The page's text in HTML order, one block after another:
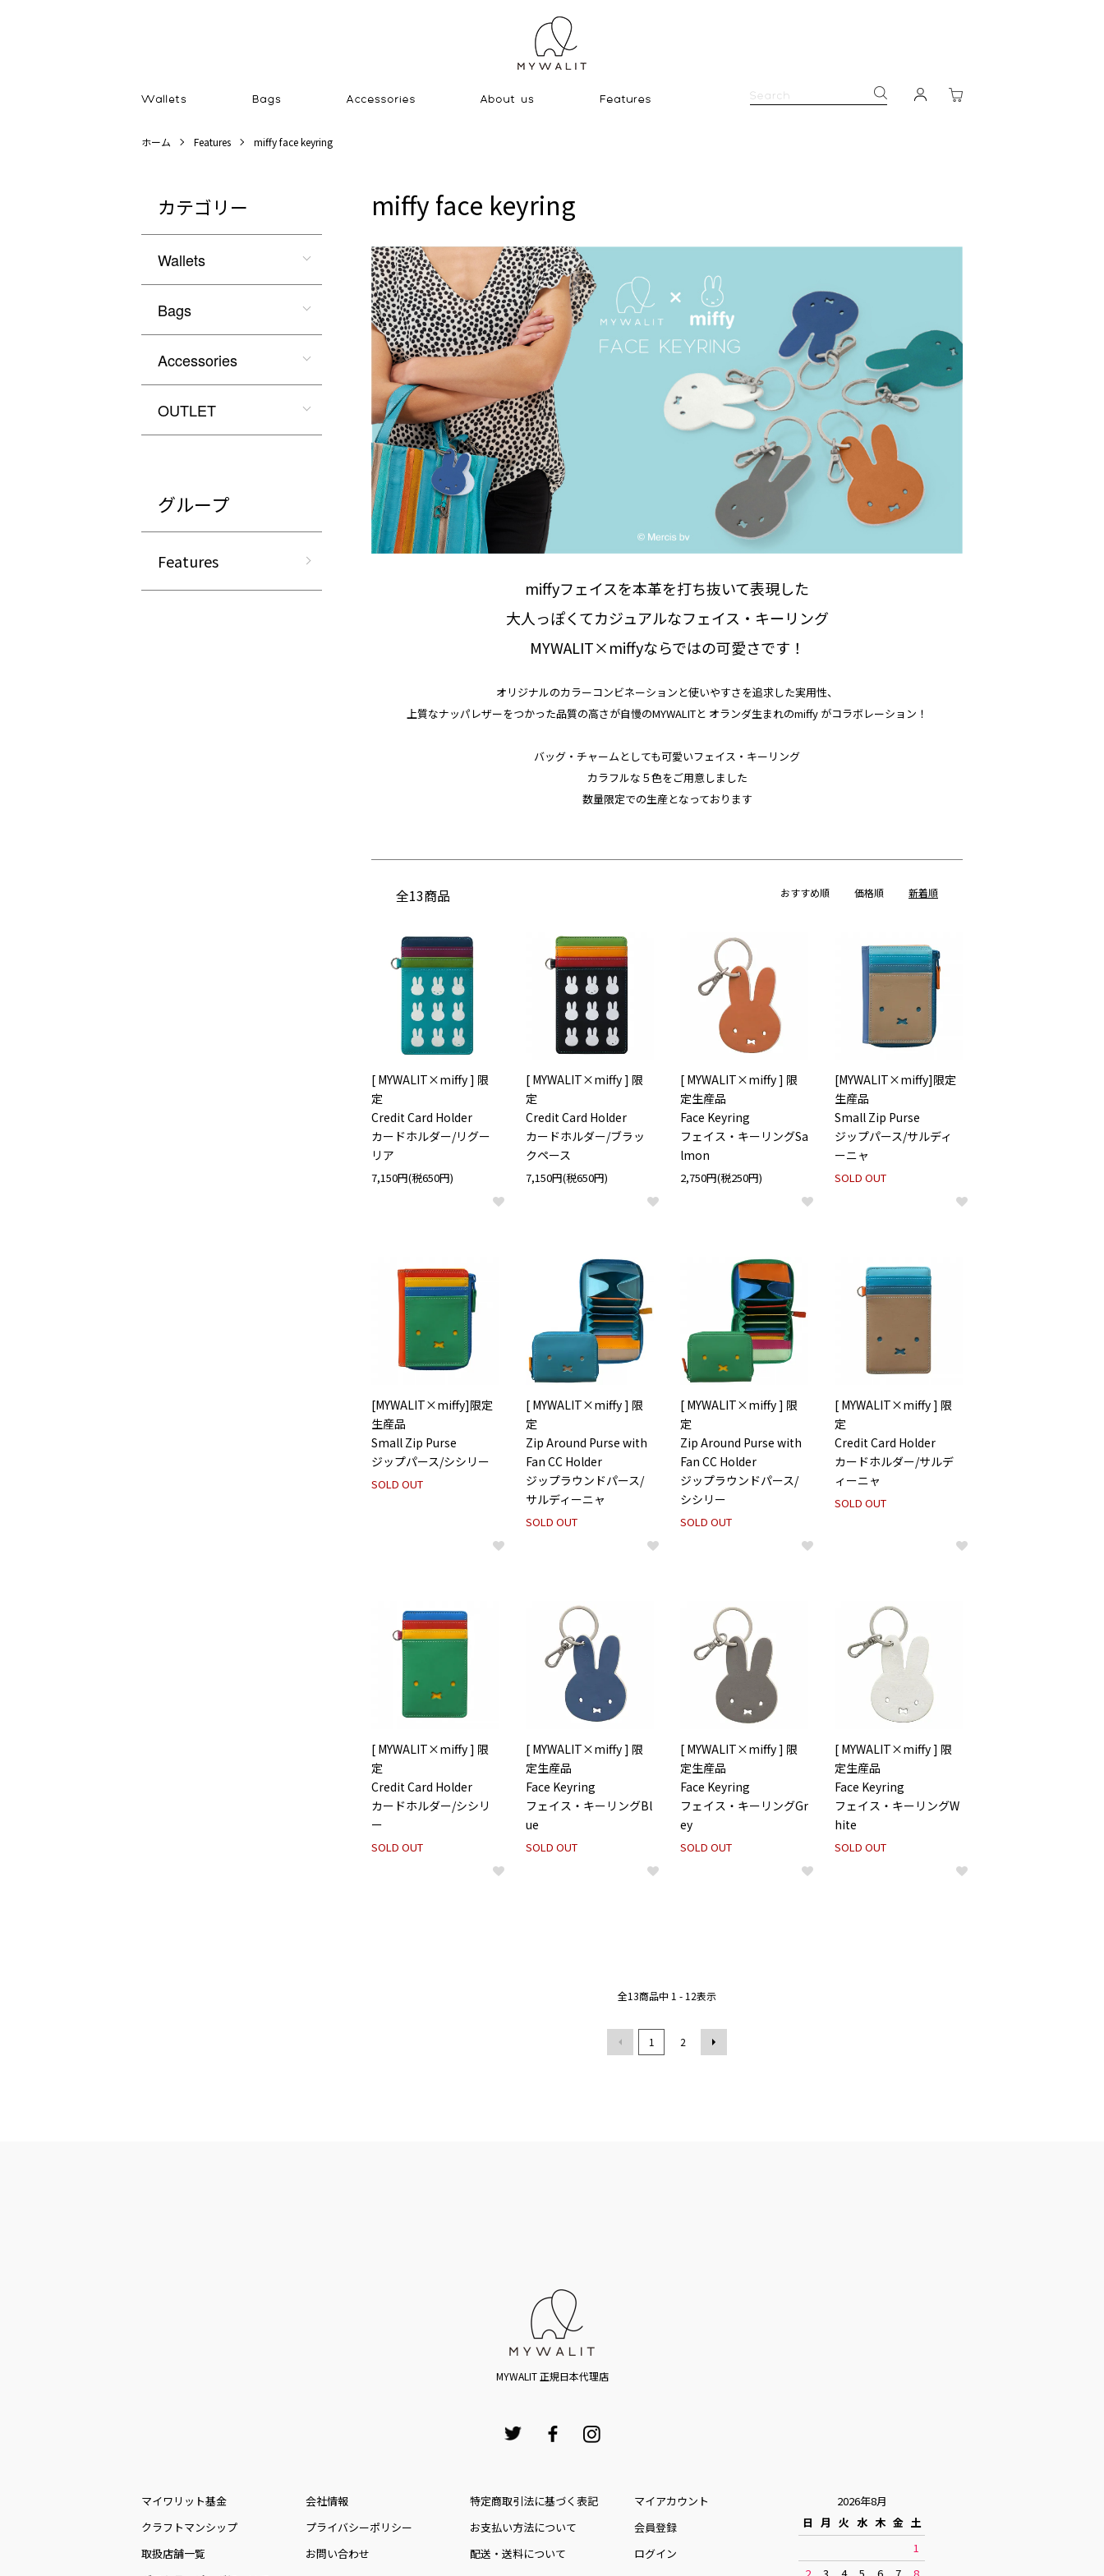
ホーム Features miffy face keyring
miffy face keyring
miffyフェイスを本革を打ち抜いて表現した
大人っぽくてカジュアルなフェイス・キーリング
MYWALIT×miffyならではの可愛さです！
オリジナルのカラーコンビネーションと使いやすさを追求した実用性、
上質なナッパレザーをつかった品質の高さが自慢のMYWALITと オランダ生まれのmiffy がコラボレーション！
バッグ・チャームとしても可愛いフェイス・キーリング
カラフルな５色をご用意しました
数量限定での生産となっております
全13商品 おすすめ順 価格順 新着順
[ MYWALIT×miffy ] 限
定
Credit Card Holder
カードホルダー/リグー
リア
7,150円(税650円)
[ MYWALIT×miffy ] 限
定
Credit Card Holder
カードホルダー/ブラッ
クペース
7,150円(税650円)
[ MYWALIT×miffy ] 限
定生産品
Face Keyring
フェイス・キーリングSa
lmon
2,750円(税250円)
[MYWALIT×miffy]限定
生産品
Small Zip Purse
ジップパース/サルディ
ーニャ
SOLD OUT
[MYWALIT×miffy]限定
生産品
Small Zip Purse
ジップパース/シシリー
SOLD OUT
[ MYWALIT×miffy ] 限
定
Zip Around Purse with
Fan CC Holder
ジップラウンドパース/
サルディーニャ
SOLD OUT
[ MYWALIT×miffy ] 限
定
Zip Around Purse with
Fan CC Holder
ジップラウンドパース/
シシリー
SOLD OUT
[ MYWALIT×miffy ] 限
定
Credit Card Holder
カードホルダー/サルデ
ィーニャ
SOLD OUT
[ MYWALIT×miffy ] 限
定
Credit Card Holder
カードホルダー/シシリ
ー
SOLD OUT
[ MYWALIT×miffy ] 限
定生産品
Face Keyring
フェイス・キーリングBl
ue
SOLD OUT
[ MYWALIT×miffy ] 限
定生産品
Face Keyring
フェイス・キーリングGr
ey
SOLD OUT
[ MYWALIT×miffy ] 限
定生産品
Face Keyring
フェイス・キーリングW
hite
SOLD OUT
全13商品中 1 - 12表示
1 2
カテゴリー
Wallets
Bags
Accessories
OUTLET
グループ
Features
MYWALIT 正規日本代理店
マイワリット基金
クラフトマンシップ
取扱店舗一覧
会社情報
プライバシーポリシー
お問い合わせ
特定商取引法に基づく表記
お⽀払い⽅法について
配送・送料について
マイアカウント
会員登録
ログイン
2026年8月
日 月 火 水 木 金 土
1